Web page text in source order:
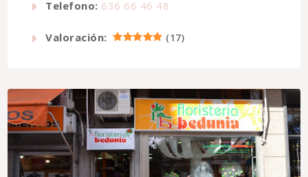
Telefono: 636 66 46 48
Valoración: (17)